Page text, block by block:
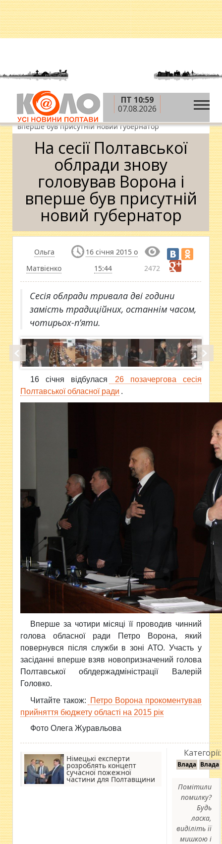
ПТ 10:59
07.08.2026
Головна » Новини » Влада »На сесії
Полтавської облради знову головував Ворона і
вперше був присутній новий губернатор
На сесії Полтавської
облради знову
головував Ворона і
вперше був присутній
новий губернатор
Ольга
Матвієнко
16 січня 2015 о
15:44
2472
Сесія облради тривала дві години
замість традиційних, останнім часом,
чотирьох-п’яти.
16 січня відбулася
26 позачергова сесія
Полтавської обласної ради .
Вперше за чотири місяці її проводив чинний
голова обласної ради Петро Ворона, який
повернувся після служби в зоні АТО. Участь у
засіданні вперше взяв новопризначений голова
Полтавської облдержадміністрації Валерій
Головко.
Читайте також:
Петро Ворона прокоментував
прийняття бюджету області на 2015 рік
Фото Олега Журавльова
Німецькі експерти
розроблять концепт
сучасної пожежної
частини для Полтавщини
Категорії:
Влада Влада
Помітили
помилку?
Будь
ласка,
виділіть її
мишкою і